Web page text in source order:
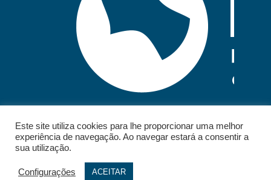
Este site utiliza cookies para lhe proporcionar uma melhor
experiência de navegação. Ao navegar estará a consentir a
sua utilização.
Configurações ACEITAR